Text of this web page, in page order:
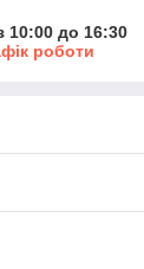
10:00 до 16:30
роботи